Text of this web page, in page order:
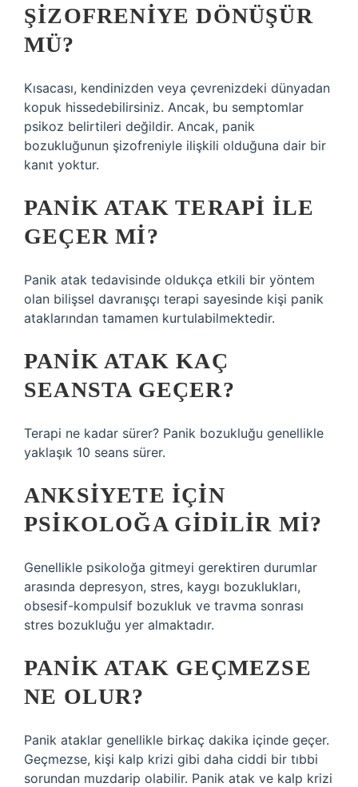
ŞIZOFRENIYE DÖNÜŞÜR
MÜ?
Kısacası, kendinizden veya çevrenizdeki dünyadan
kopuk hissedebilirsiniz. Ancak, bu semptomlar
psikoz belirtileri değildir. Ancak, panik
bozukluğunun şizofreniyle ilişkili olduğuna dair bir
kanıt yoktur.
PANIK ATAK TERAPI ILE
GEÇER MI?
Panik atak tedavisinde oldukça etkili bir yöntem
olan bilişsel davranışçı terapi sayesinde kişi panik
ataklarından tamamen kurtulabilmektedir.
PANIK ATAK KAÇ
SEANSTA GEÇER?
Terapi ne kadar sürer? Panik bozukluğu genellikle
yaklaşık 10 seans sürer.
ANKSIYETE IÇIN
PSIKOLOĞA GIDILIR MI?
Genellikle psikoloğa gitmeyi gerektiren durumlar
arasında depresyon, stres, kaygı bozuklukları,
obsesif-kompulsif bozukluk ve travma sonrası
stres bozukluğu yer almaktadır.
PANIK ATAK GEÇMEZSE
NE OLUR?
Panik ataklar genellikle birkaç dakika içinde geçer.
Geçmezse, kişi kalp krizi gibi daha ciddi bir tıbbi
sorundan muzdarip olabilir. Panik atak ve kalp krizi